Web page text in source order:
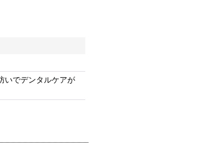
いでデンタルケアが